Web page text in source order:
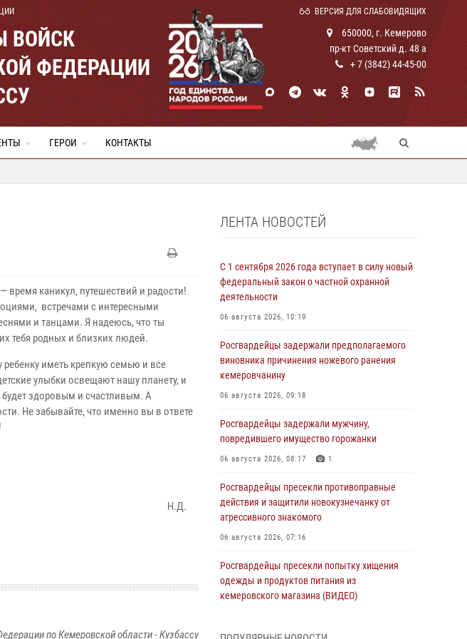
ВЕРСИЯ ДЛЯ СЛАБОВИДЯЩИХ
ВОЙСК
ФЕДЕРАЦИИ
650000, г. Кемерово
пр-кт Советский д. 48 а
+ 7 (3842) 44-45-00
ГЕРОИ КОНТАКТЫ
время каникул, путешествий и радости!
встречами с интересными
и танцами. Я надеюсь, что ты
тебя родных и близких людей.
иметь крепкую семью и все
улыбки освещают нашу планету, и
здоровым и счастливым. А
Не забывайте, что именно вы в ответе
Н.Д.
по Кемеровской области - Кузбассу
ЛЕНТА НОВОСТЕЙ
С 1 сентября 2026 года вступает в силу новый
федеральный закон о частной охранной
деятельности
06 августа 2026, 10:19
Росгвардейцы задержали предполагаемого
виновника причинения ножевого ранения
кемеровчанину
06 августа 2026, 09:18
Росгвардейцы задержали мужчину,
повредившего имущество горожанки
06 августа 2026, 08:17 1
Росгвардейцы пресекли противоправные
действия и защитили новокузнечанку от
агрессивного знакомого
06 августа 2026, 07:16
Росгвардейцы пресекли попытку хищения
одежды и продуктов питания из
кемеровского магазина (ВИДЕО)